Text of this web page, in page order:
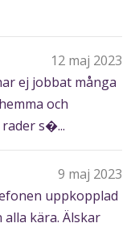
12 maj 2023
ej jobbat många
och
s�...
9 maj 2023
uppkopplad
kära. Älskar